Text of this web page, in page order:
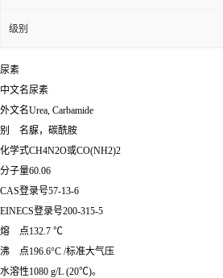
级别
尿素
中文名尿素
外文名Urea, Carbamide
别 名脲，碳酰胺
化学式CH4N2O或CO(NH2)2
分子量60.06
CAS登录号57-13-6
EINECS登录号200-315-5
熔 点132.7 ℃
沸 点196.6°C /标准大气压
水溶性1080 g/L (20℃)。